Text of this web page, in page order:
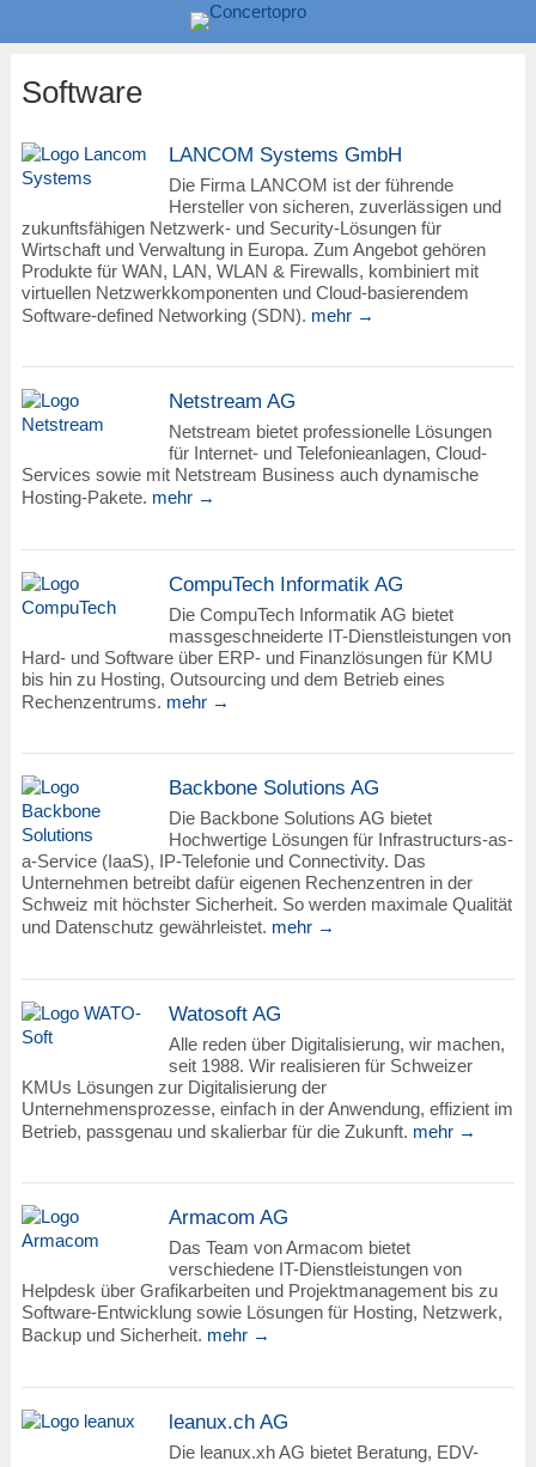
Software
LANCOM Systems GmbH
Die Firma LANCOM ist der führende
Hersteller von sicheren, zuverlässigen und
zukunftsfähigen Netzwerk- und Security-Lösungen für
Wirtschaft und Verwaltung in Europa. Zum Angebot gehören
Produkte für WAN, LAN, WLAN & Firewalls, kombiniert mit
virtuellen Netzwerkkomponenten und Cloud-basierendem
Software-defined Networking (SDN). mehr →
Netstream AG
Netstream bietet professionelle Lösungen
für Internet- und Telefonieanlagen, Cloud-
Services sowie mit Netstream Business auch dynamische
Hosting-Pakete. mehr →
CompuTech Informatik AG
Die CompuTech Informatik AG bietet
massgeschneiderte IT-Dienstleistungen von
Hard- und Software über ERP- und Finanzlösungen für KMU
bis hin zu Hosting, Outsourcing und dem Betrieb eines
Rechenzentrums. mehr →
Backbone Solutions AG
Die Backbone Solutions AG bietet
Hochwertige Lösungen für Infrastructurs-as-
a-Service (IaaS), IP-Telefonie und Connectivity. Das
Unternehmen betreibt dafür eigenen Rechenzentren in der
Schweiz mit höchster Sicherheit. So werden maximale Qualität
und Datenschutz gewährleistet. mehr →
Watosoft AG
Alle reden über Digitalisierung, wir machen,
seit 1988. Wir realisieren für Schweizer
KMUs Lösungen zur Digitalisierung der
Unternehmensprozesse, einfach in der Anwendung, effizient im
Betrieb, passgenau und skalierbar für die Zukunft. mehr →
Armacom AG
Das Team von Armacom bietet
verschiedene IT-Dienstleistungen von
Helpdesk über Grafikarbeiten und Projektmanagement bis zu
Software-Entwicklung sowie Lösungen für Hosting, Netzwerk,
Backup und Sicherheit. mehr →
leanux.ch AG
Die leanux.xh AG bietet Beratung, EDV-